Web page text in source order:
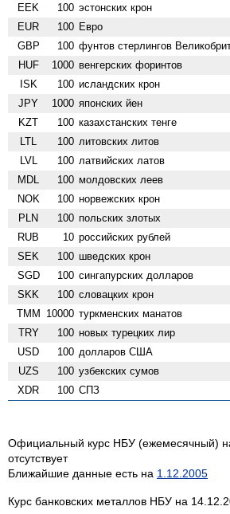
EEK 100 эстонских крон
EUR 100 Евро
GBP 100 фунтов стерлингов
HUF 1000 венгерских форинтов
ISK 100 исландских крон
JPY 1000 японских йен
KZT 100 казахстанских тенге
LTL 100 литовских литов
LVL 100 латвийских латов
MDL 100 молдовских леев
NOK 100 норвежских крон
PLN 100 польских злотых
RUB 10 российских рублей
SEK 100 шведских крон
SGD 100 сингапурских долларов
SKK 100 словацких крон
TMM 10000 туркменских манатов
TRY 100 новых турецких лир
USD 100 долларов США
UZS 100 узбекских сумов
XDR 100 СПЗ
Официальный курс НБУ (ежемесячный)
отсутствует
Ближайшие данные есть на 1.12.2005
Курс банковских металлов НБУ на